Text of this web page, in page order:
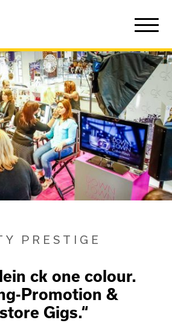
PRESTIGE
ck one colour.
Promotion &
Gigs.“